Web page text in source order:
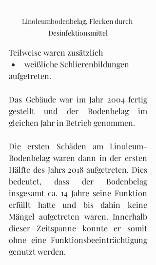
Linoleumbodenbelag, Flecken durch
Desinfektionsmittel
Teilweise waren zusätzlich
weißliche Schlierenbildungen
aufgetreten.
Das Gebäude war im Jahr 2004 fertig
gestellt und der Bodenbelag im
gleichen Jahr in Betrieb genommen.
Die ersten Schäden am Linoleum-
Bodenbelag waren dann in der ersten
Hälfte des Jahrs 2018 aufgetreten. Dies
bedeutet, dass der Bodenbelag
insgesamt ca. 14 Jahre seine Funktion
erfüllt hatte und bis dahin keine
Mängel aufgetreten waren. Innerhalb
dieser Zeitspanne konnte er somit
ohne eine Funktionsbeeinträchtigung
genutzt werden.